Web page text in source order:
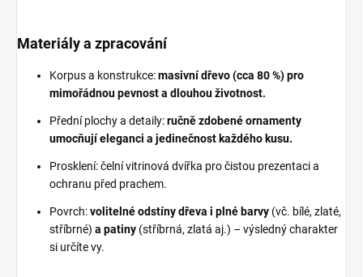
Materiály a zpracování
Korpus a konstrukce:masivní dřevo (cca 80 %) pro
mimořádnou pevnost a dlouhou životnost.
Přední plochy a detaily:ručně zdobené ornamenty
umocňují eleganci a jedinečnost každého kusu.
Prosklení: čelní vitrinová dvířka pro čistou prezentaci a
ochranu před prachem.
Povrch:volitelné odstíny dřeva i plné barvy (vč. bílé, zlaté,
stříbrné) a patiny (stříbrná, zlatá aj.) – výsledný charakter
si určíte vy.